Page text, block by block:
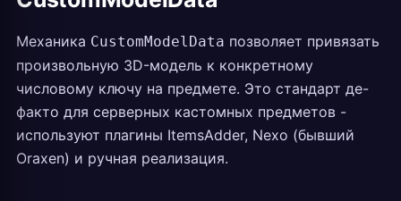
Механика CustomModelData позволяет привязать
произвольную 3D-модель к конкретному
числовому ключу на предмете. Это стандарт де-
факто для серверных кастомных предметов -
используют плагины ItemsAdder, Nexo (бывший
Oraxen) и ручная реализация.